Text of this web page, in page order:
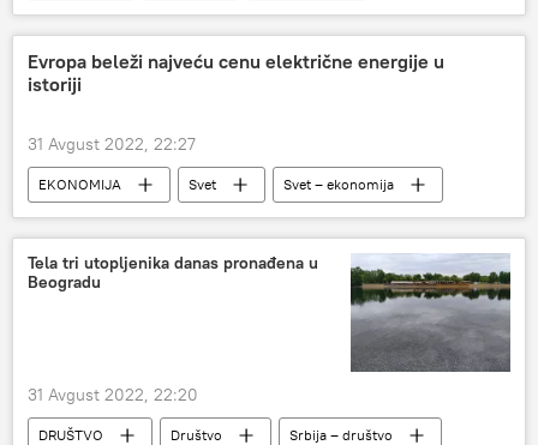
Gasprom
Bugarska Energetika
Evropa beleži najveću cenu električne energije u
istoriji
31 Avgust 2022, 22:27
EKONOMIJA Svet
Svet – ekonomija
Ekonomija
Energetika
Gasprom
električna energija
Gasprom
Tela tri utopljenika danas pronađena u
Beogradu
31 Avgust 2022, 22:20
DRUŠTVO Društvo
Srbija – društvo